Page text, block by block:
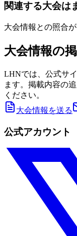
関連する大会は
大会情報との照合
大会情報の
LHNでは、公式サ
ます。掲載内容の
ください。
大会情報を送る
公式アカウント